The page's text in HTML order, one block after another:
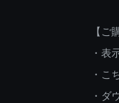
【ご
・表
・こ
・ダ